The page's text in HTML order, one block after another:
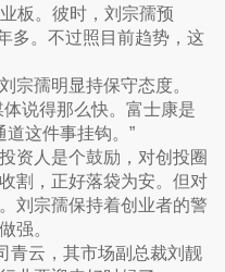
板。彼时，刘宗孺预
多。不过照目前趋势，这
宗孺明显持保守态度。
说得那么快。富士康是
道这件事挂钩。”
资人是个鼓励，对创投圈
割，正好落袋为安。但对
刘宗孺保持着创业者的警
强。
青云，其市场副总裁刘靓